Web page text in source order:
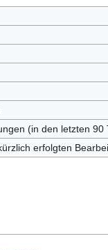
(in den letzten 90
erfolgten